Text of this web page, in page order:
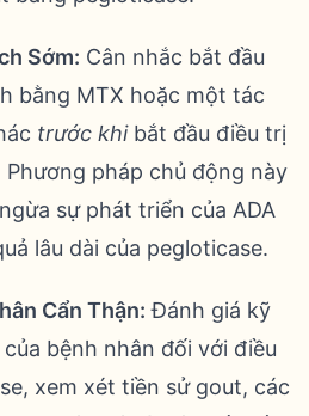
Sớm: Cân nhắc bắt đầu
bằng MTX hoặc một tác
trước khibắt đầu điều trị
Phương pháp chủ động này
sự phát triển của ADA
lâu dài của pegloticase.
Cẩn Thận: Đánh giá kỹ
bệnh nhân đối với điều
xem xét tiền sử gout, các